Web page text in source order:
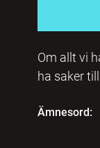
Om allt vi
ha saker
Ämnesord: